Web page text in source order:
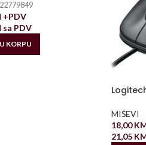
+PDV
sa PDV
KORPU
MIŠEVI
18,00
21,05